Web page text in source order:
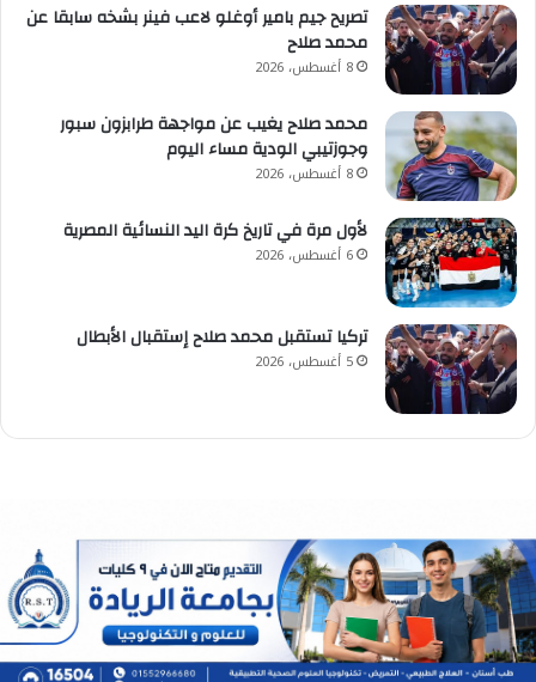
تصريح جيم بامير أوغلو لاعب فينر بشخه سابقا عن
محمد صلاح
8 أغسطس، 2026
محمد صلاح يغيب عن مواجهة طرابزون سبور
وجوزتيبي الودية مساء اليوم
8 أغسطس، 2026
لأول مرة في تاريخ كرة اليد النسائية المصرية
6 أغسطس، 2026
تركيا تستقبل محمد صلاح إستقبال الأبطال
5 أغسطس، 2026